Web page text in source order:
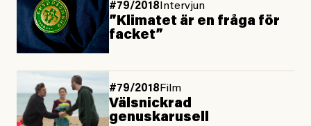
#79/2018Intervjun
”Klimatet är en fråga för
facket”
#79/2018 Film
Välsnickrad
genuskarusell